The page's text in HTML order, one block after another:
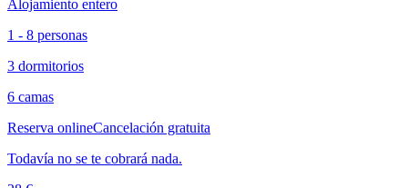
Alojamiento entero
1 - 8 personas
3 dormitorios
6 camas
Reserva onlineCancelación gratuita
Todavía no se te cobrará nada.